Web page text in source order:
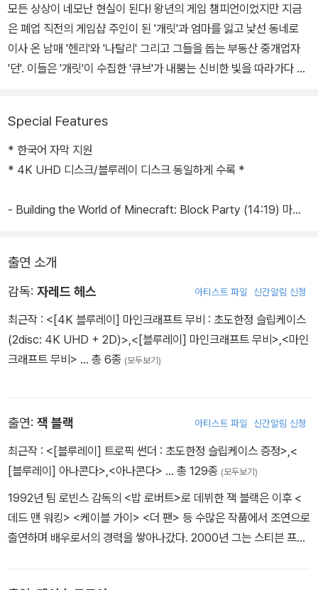
모든 상상이 네모난 현실이 된다! 왕년의 게임 챔피언이었지만 지금
은 폐업 직전의 게임샵 주인이 된 '개릿'과 엄마를 잃고 낯선 동네로
이사 온 남매 '헨리'와 '나탈리' 그리고 그들을 돕는 부동산 중개업자
'던'. 이들은 '개릿'이 수집한 '큐브'가 내뿜는 신비한 빛을 따라가다 어
되는 이곳은 바로 '오버월드'. 일찍이 이 세계로 넘어와 완벽하게 적응
한 '스티브'를 만난 네 사람은 지하세계 '네더'를 다스리는 마법사 '말
고샤'의 침공으로 '오버월드'가 위험에 빠졌다는 사실을 알게 된다. 현
글이'들은 '오버월드'를 구하기 위해 힘을 합치게 되는데… 수없이 쌓
Special Features
* 한국어 자막 지원
* 4K UHD 디스크/블루레이 디스크 동일하게 수록 *
- Building the World of Minecraft: Block Party (14:19) 마인
비 그리고 엔더맨 - 마인크래프트의 크리처들
- A Minecraft Movie: Pixel Pals (13:56) 마인크래프트의 출연진
- A Minecraft Movie: Block Beats (9:05) 마인크래프트의 음
악: 블록 비트
- Marlene + Nitwit (5:13) 말린과 멍청이
* 스페셜피쳐 자막: 한국어, 영어 SDH, 광동어, 중국어, 체코어 등
(디스크별 제 2외국어 일부 상이)
출연 소개
감독: 자레드 헤스 아티스트 파일 신간알림 신청
최근작 : <[4K 블루레이] 마인크래프트 무비 : 초도한정 슬립케이스
(2disc: 4K UHD + 2D)> <[블루레이] 마인크래프트 무비> <마인
크래프트 무비> … 총 6종 (모두보기)
출연: 잭 블랙 아티스트 파일 신간알림 신청
최근작 : <[블루레이] 트로픽 썬더 : 초도한정 슬립케이스 증정> <
[블루레이] 아나콘다> <아나콘다> … 총 129종 (모두보기)
1992년 팀 로빈스 감독의 <밥 로버트>로 데뷔한 잭 블랙은 이후 <
데드 맨 워킹> <케이블 가이> <더 팬> 등 수많은 작품에서 조연으로
출연하며 배우로서의 경력을 쌓아나갔다. 2000년 그는 스티븐 프리